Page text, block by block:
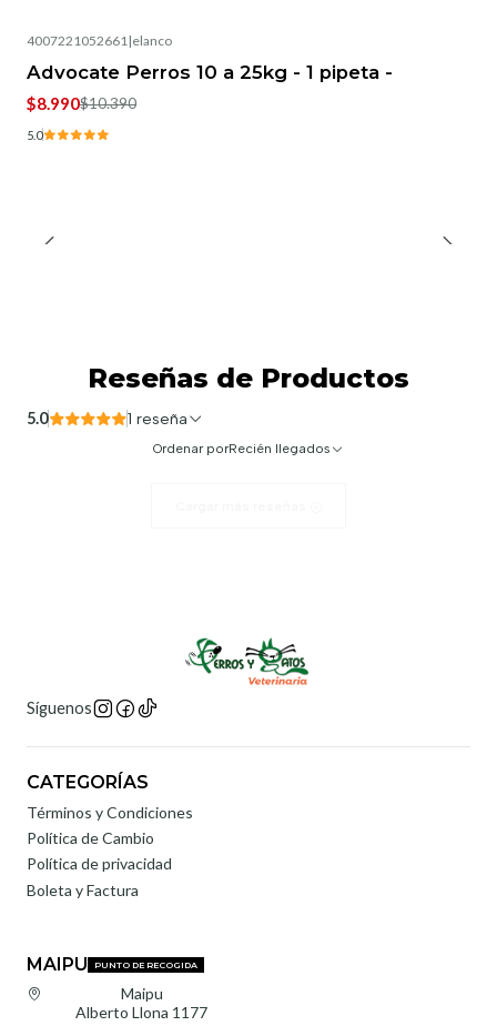
4007221052661|elanco
Advocate Perros 10 a 25kg - 1 pipeta -
$8.990$10.390
5.0
Reseñas de Productos
5.0 1 reseña
Ordenar porRecién llegados
Síguenos
CATEGORÍAS
Términos y Condiciones
Política de Cambio
Política de privacidad
Boleta y Factura
MAIPU PUNTO DE RECOGIDA
Maipu
Alberto Llona 1177